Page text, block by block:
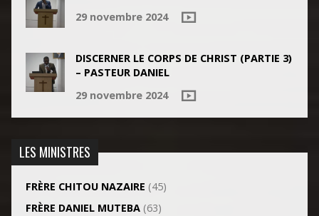
29 novembre 2024
DISCERNER LE CORPS DE CHRIST (PARTIE 3)
– PASTEUR DANIEL
29 novembre 2024
LES MINISTRES
FRÈRE CHITOU NAZAIRE (45)
FRÈRE DANIEL MUTEBA(63)